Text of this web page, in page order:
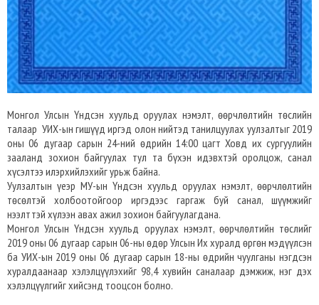
Монгол Улсын Үндсэн хуульд оруулах нэмэлт, өөрчлөлтийн төслийн
талаар УИХ-ын гишүүд иргэд олон нийтэд танилцуулах уулзалтыг 2019
оны 06 дугаар сарын 24-ний өдрийн 14:00 цагт Ховд их сургуулийн
зааланд зохион байгуулах тул та бүхэн идэвхтэй оролцож, санал
хүсэлтээ илэрхийлэхийг урьж байна.
Уулзалтын үеэр МУ-ын Үндсэн хуульд оруулах нэмэлт, өөрчлөлтийн
төсөлтэй холбоотойгоор иргэдээс гаргаж буй санал, шүүмжийг
нээлттэй хүлээн авах ажил зохион байгуулагдана.
Монгол Улсын Үндсэн хуульд оруулах нэмэлт, өөрчлөлтийн төслийг
2019 оны 06 дугаар сарын 06-ны өдөр Улсын Их хуралд өргөн мэдүүлсэн
ба УИХ-ын 2019 оны 06 дугаар сарын 18-ны өдрийн чуулганы нэгдсэн
хуралдаанаар хэлэлцүүлэхийг 98,4 хувийн саналаар дэмжиж, нэг дэх
хэлэлцүүлгийг хийсэнд тооцсон болно.